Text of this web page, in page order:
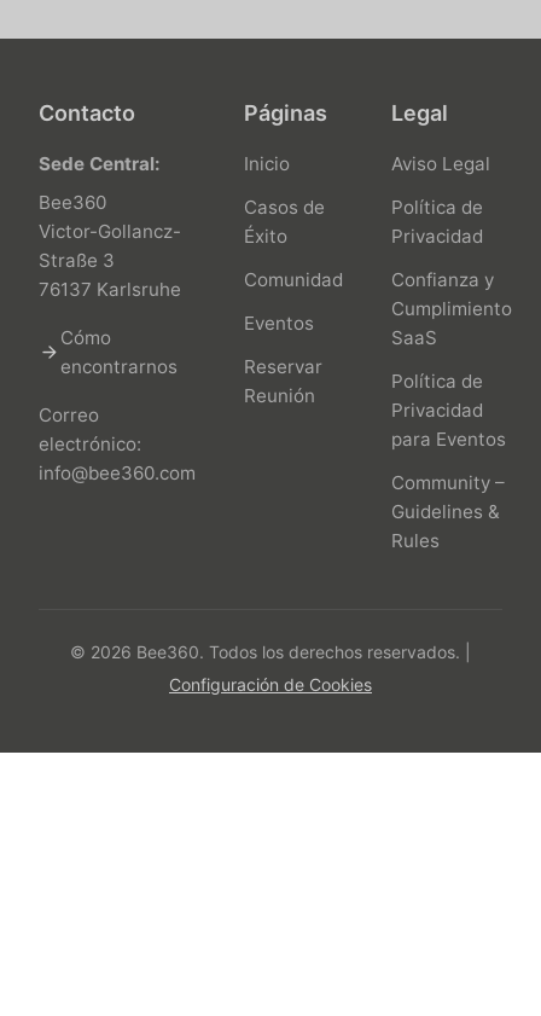
Contacto
Sede Central:
Bee360
Victor-Gollancz-
Straße 3
76137 Karlsruhe
arrow_forward
Cómo
encontrarnos
Correo
electrónico:
info@bee360.com
Páginas
Inicio
Casos de
Éxito
Comunidad
Eventos
Reservar
Reunión
Legal
Aviso Legal
Política de
Privacidad
Confianza y
Cumplimiento
SaaS
Política de
Privacidad
para Eventos
Community –
Guidelines &
Rules
© 2026 Bee360. Todos los derechos reservados.
Configuración de Cookies